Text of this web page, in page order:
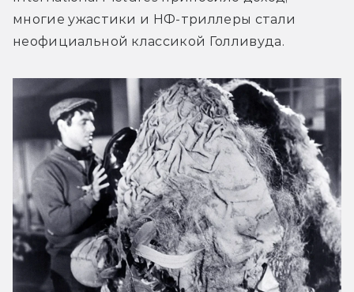
многие ужастики и НФ-триллеры стали
неофициальной классикой Голливуда.